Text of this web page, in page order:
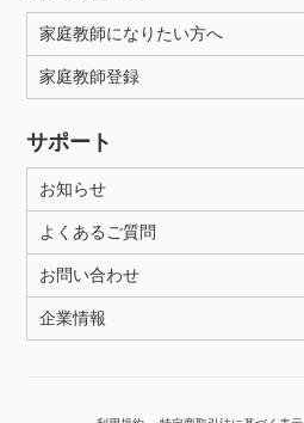
家庭教師になりたい方へ
家庭教師登録
サポート
お知らせ
よくあるご質問
お問い合わせ
企業情報